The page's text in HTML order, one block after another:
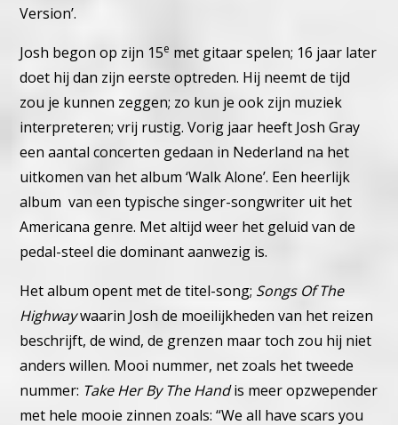
Version’.
Josh begon op zijn 15e met gitaar spelen; 16 jaar later
doet hij dan zijn eerste optreden. Hij neemt de tijd
zou je kunnen zeggen; zo kun je ook zijn muziek
interpreteren; vrij rustig. Vorig jaar heeft Josh Gray
een aantal concerten gedaan in Nederland na het
uitkomen van het album ‘Walk Alone’. Een heerlijk
album van een typische singer-songwriter uit het
Americana genre. Met altijd weer het geluid van de
pedal-steel die dominant aanwezig is.
Het album opent met de titel-song; Songs Of The
Highwaywaarin Josh de moeilijkheden van het reizen
beschrijft, de wind, de grenzen maar toch zou hij niet
anders willen. Mooi nummer, net zoals het tweede
nummer: Take Her By The Handis meer opzwepender
met hele mooie zinnen zoals: “We all have scars you